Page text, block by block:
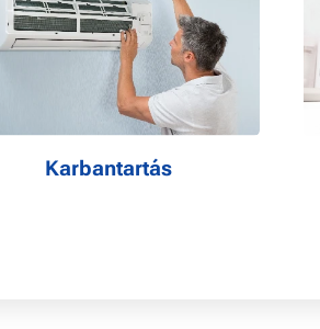
Karbantartás